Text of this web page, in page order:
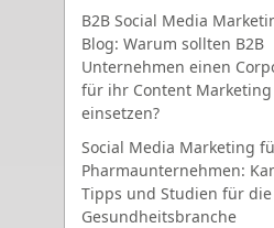
B2B Social Media
Blog: Warum sollten B2B
Unternehmen einen
für ihr Content Marketing
einsetzen?
Social Media Marketing
Pharmaunternehmen:
Tipps und Studien für die
Gesundheitsbranche